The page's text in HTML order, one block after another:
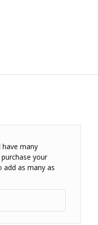
have many
your
add as many as